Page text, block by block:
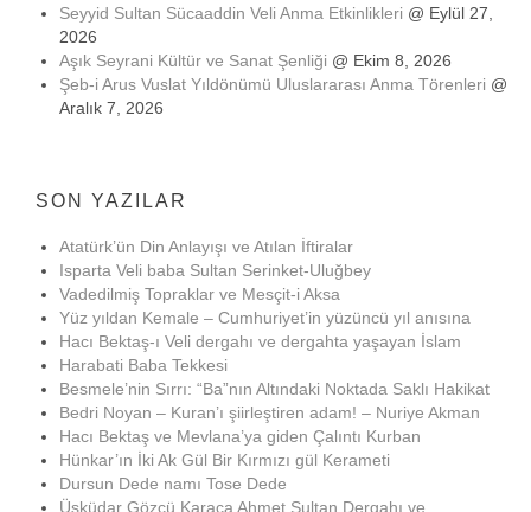
Seyyid Sultan Sücaaddin Veli Anma Etkinlikleri @ Eylül 27,
2026
Aşık Seyrani Kültür ve Sanat Şenliği @ Ekim 8, 2026
Şeb-i Arus Vuslat Yıldönümü Uluslararası Anma Törenleri @
Aralık 7, 2026
SON YAZILAR
Atatürk’ün Din Anlayışı ve Atılan İftiralar
Isparta Veli baba Sultan Serinket-Uluğbey
Vadedilmiş Topraklar ve Mesçit-i Aksa
Yüz yıldan Kemale – Cumhuriyet’in yüzüncü yıl anısına
Hacı Bektaş-ı Veli dergahı ve dergahta yaşayan İslam
Harabati Baba Tekkesi
Besmele’nin Sırrı: “Ba”nın Altındaki Noktada Saklı Hakikat
Bedri Noyan – Kuran’ı şiirleştiren adam! – Nuriye Akman
Hacı Bektaş ve Mevlana’ya giden Çalıntı Kurban
Hünkar’ın İki Ak Gül Bir Kırmızı gül Kerameti
Dursun Dede namı Tose Dede
Üsküdar Gözcü Karaca Ahmet Sultan Dergahı ve